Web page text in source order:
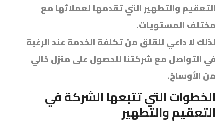
التعقيم والتطهير التي تقدمها لعملائها مع
مختلف المستويات.
لذلك لا داعي للقلق من تكلفة الخدمة عند الرغبة
في التواصل مع شركتنا للحصول على منزل خالي
من الأوساخ.
الخطوات التي تتبعها الشركة في
التعقيم والتطهير